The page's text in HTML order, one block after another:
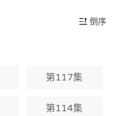
倒序
第117集
第114集